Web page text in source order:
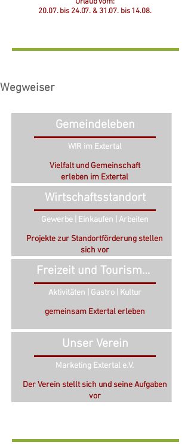
20.07. bis 24.07. & 31.07. bis 14.08.
Wegweiser
Gemeindeleben
WIR im Extertal
Vielfalt und Gemeinschaft
erleben im Extertal
Wirtschaftsstandort
Gewerbe | Einkaufen | Arbeiten
Projekte zur Standortförderung stellen
sich vor
Freizeit und Tourismus
Aktivitäten | Gastro | Kultur
gemeinsam Extertal erleben
Unser Verein
Marketing Extertal e.V.
Der Verein stellt sich und seine Aufgaben
vor